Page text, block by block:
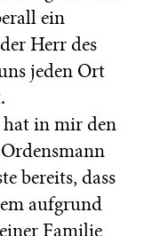
ein
Herr des
jeden Ort
hat in mir den
bereits, dass
aufgrund